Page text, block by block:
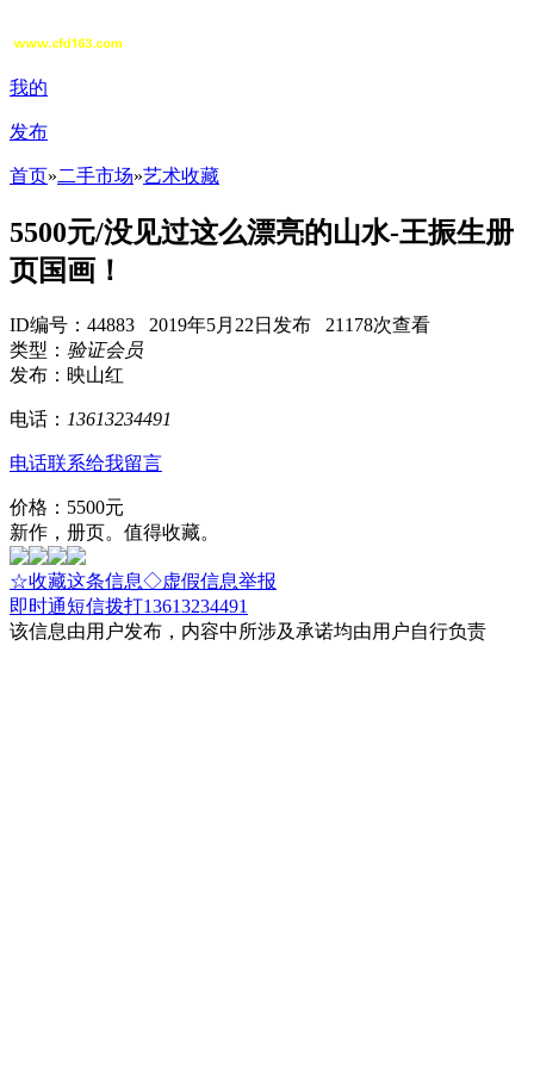
我的
发布
首页»二手市场»艺术收藏
5500元/没见过这么漂亮的山水-王振生册
页国画！
ID编号：44883 2019年5月22日发布 21178次查看
类型： 验证会员
发布：映山红
电话： 13613234491
电话联系给我留言
价格：5500元
新作，册页。值得收藏。
☆收藏这条信息◇虚假信息举报
即时通短信拨打13613234491
该信息由用户发布，内容中所涉及承诺均由用户自行负责